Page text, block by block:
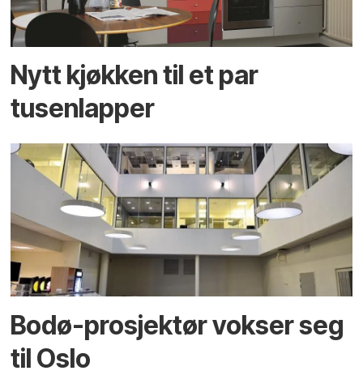
Nytt kjøkken til et par
tusenlapper
Bodø-prosjektør vokser seg
til Oslo